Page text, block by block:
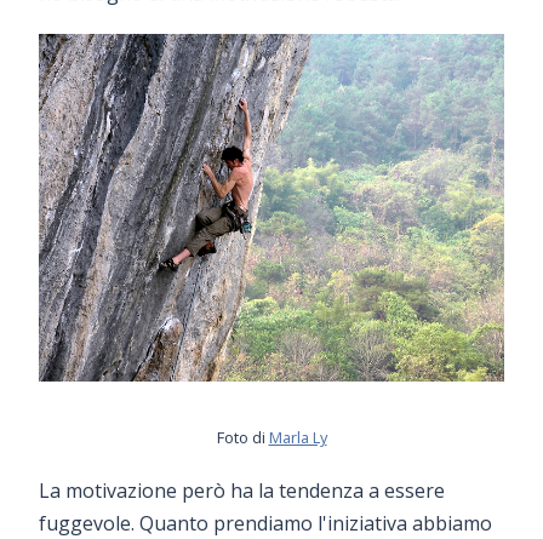
Foto di Marla Ly
La motivazione però ha la tendenza a essere
fuggevole. Quanto prendiamo l'iniziativa abbiamo